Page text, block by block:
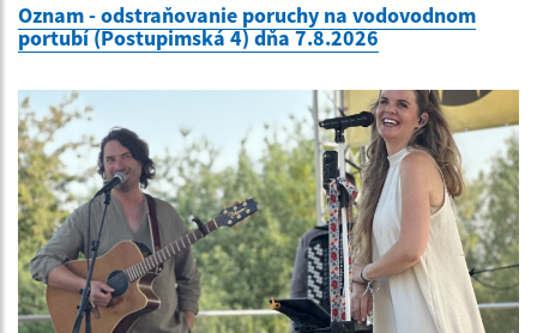
Oznam - odstraňovanie poruchy na vodovodnom
portubí (Postupimská 4) dňa 7.8.2026